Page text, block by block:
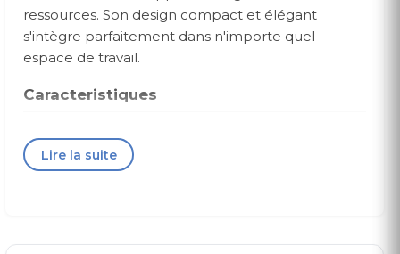
ressources. Son design compact et élégant
s'intègre parfaitement dans n'importe quel
espace de travail.
Caracteristiques
jusqu’à 4,80 GHz
Graphique:Intel® UHD Graphics
Lire la suite